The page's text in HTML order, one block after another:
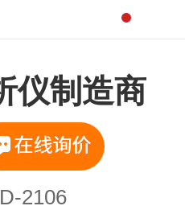
仪制造商
2106